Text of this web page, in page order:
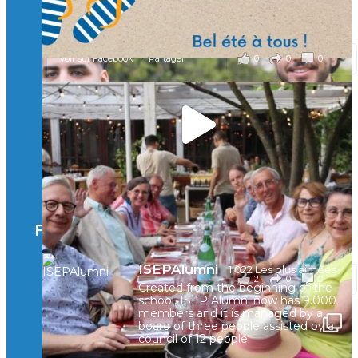
...Voir plus
il y a 2 mois
0 0 0
Voir sur Facebook · Partager
🚀Afterwork à Genève 🚀
🥳 Le 22 avril dernier, 14 Alumni vivant / travaillant
en Suisse ont partagé un moment convivial de
retrouvailles et d'échanges !
Merci à tous pour votre présence et à Alexandre
CHEA pour l'organisation !
il y a 3 mois
2 0 0
Voir sur Facebook · Partager
🚀La dynamique des rencontres entre Alumni
Facebook
ISEPAlumni 1,022 Les plus aimées
Created from the beginning of the
school, ISEP Alumni now has 9.000
members and it is managed by a
board of three people assisted by a
council of 12 people